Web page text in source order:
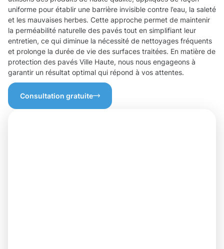
uniforme pour établir une barrière invisible contre l’eau, la saleté
et les mauvaises herbes. Cette approche permet de maintenir
la perméabilité naturelle des pavés tout en simplifiant leur
entretien, ce qui diminue la nécessité de nettoyages fréquents
et prolonge la durée de vie des surfaces traitées. En matière de
protection des pavés Ville Haute, nous nous engageons à
garantir un résultat optimal qui répond à vos attentes.
Consultation gratuite